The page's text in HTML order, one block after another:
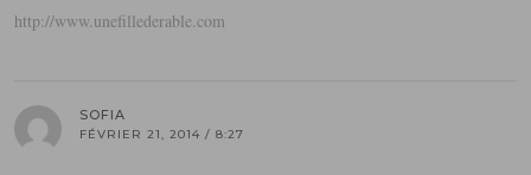
http://www.unefillederable.com
SOFIA
FÉVRIER 21, 2014 / 8:27